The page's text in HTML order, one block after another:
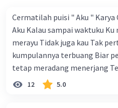
Cermatilah puisi " Aku " Karya
Aku Kalau sampai waktuku
merayu Tidak juga kau Tak
kumpulannya terbuang Biar
tetap meradang menerjang
ketekunan dan kemauan
memperjuangan hak dirinya
12 5.0